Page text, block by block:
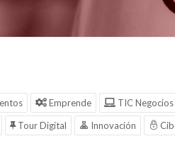
Emprende TIC Negocios
Tour Digital Innovación